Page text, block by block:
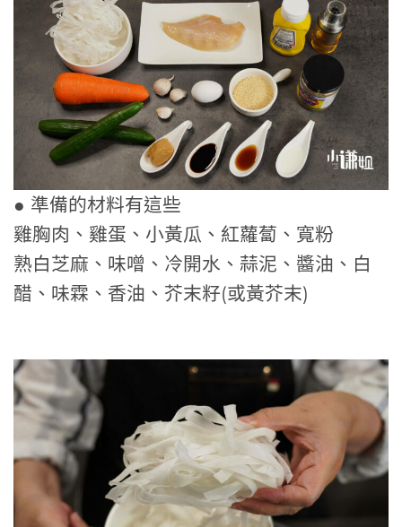
● 準備的材料有這些
雞胸肉、雞蛋、小黃瓜、紅蘿蔔、寬粉
熟白芝麻、味噌、冷開水、蒜泥、醬油、白
醋、味霖、香油、芥末籽(或黃芥末)